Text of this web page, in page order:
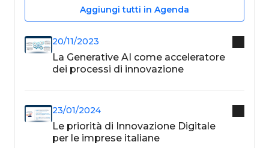
Aggiungi tutti in Agenda
20/11/2023
La Generative AI come acceleratore
dei processi di innovazione
23/01/2024
Le priorità di Innovazione Digitale
per le imprese italiane